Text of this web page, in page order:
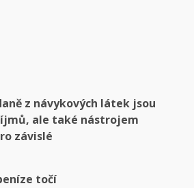
z návykových látek jsou
ale také nástrojem
závislé
točí